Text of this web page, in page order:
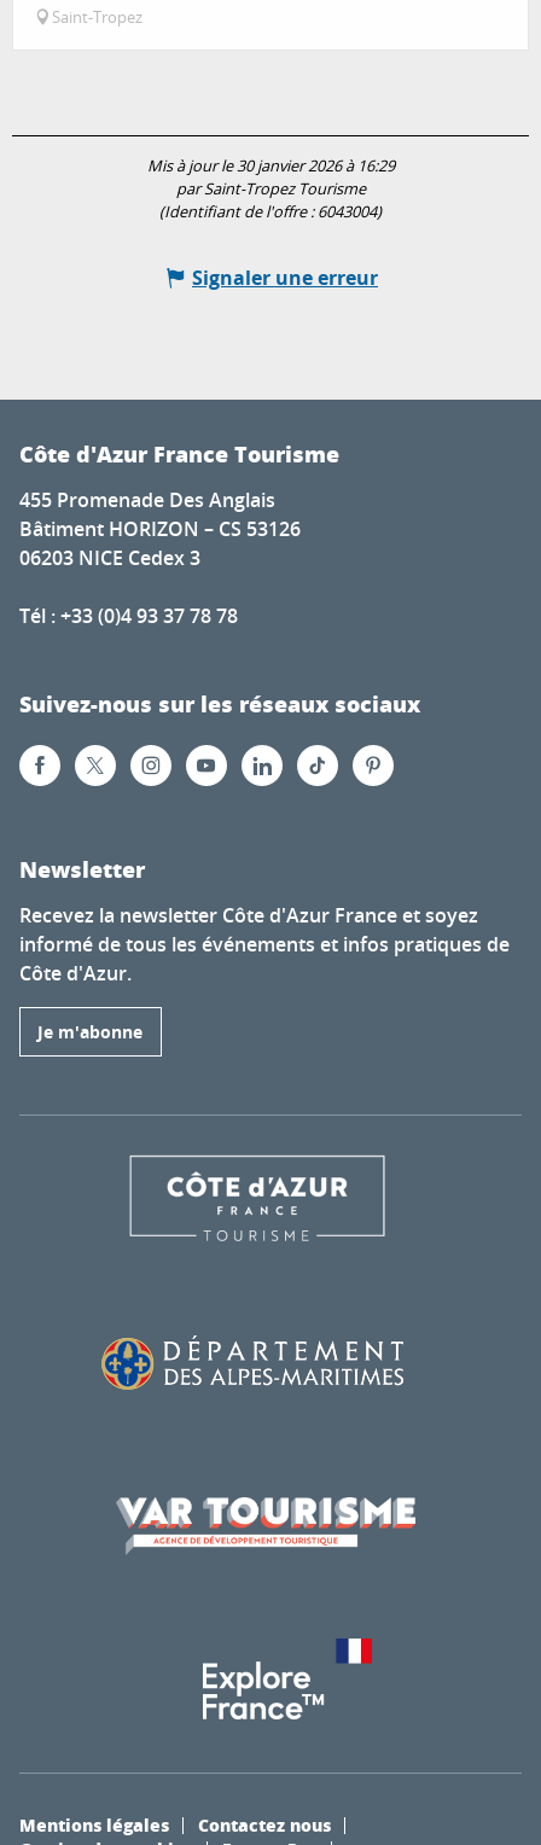
Saint-Tropez
Mis à jour le 30 janvier 2026 à 16:29
par Saint-Tropez Tourisme
(Identifiant de l'offre :6043004)
Signaler une erreur
Côte d'Azur France Tourisme
455 Promenade Des Anglais
Bâtiment HORIZON – CS 53126
06203 NICE Cedex 3
Tél : +33 (0)4 93 37 78 78
Suivez-nous sur les réseaux sociaux
Newsletter
Recevez la newsletter Côte d'Azur France et soyez
informé de tous les événements et infos pratiques de
Côte d'Azur.
Je m'abonne
Mentions légales
Contactez nous